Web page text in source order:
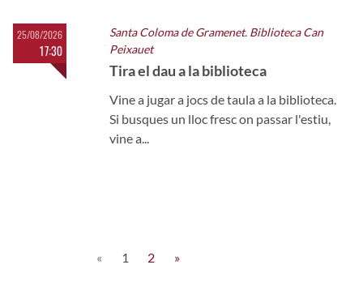
25/08/2026
17:30
Santa Coloma de Gramenet. Biblioteca Can
Peixauet
Tira el dau a la biblioteca
Vine a jugar a jocs de taula a la biblioteca.
Si busques un lloc fresc on passar l'estiu,
vine a...
« 1 2 »